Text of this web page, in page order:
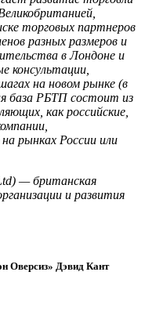
торговых партнеров
разных размеров и
в Лондоне и
консультации,
на новом рынке (в
база РБТП состоит из
как российские,
рынках России или
— британская
и развития
Оверсиз» Дэвид Кант